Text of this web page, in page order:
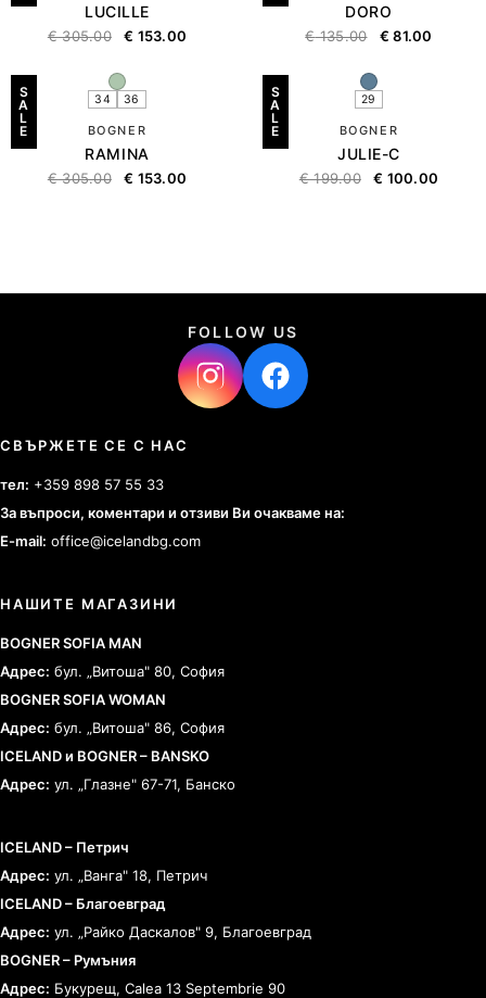
LUCILLE
€305.00 € 153.00
DORO
€135.00 € 81.00
S
A
L
E
34 36
BOGNER
RAMINA
€305.00 € 153.00
S
A
L
E
29
BOGNER
JULIE-C
€199.00 € 100.00
FOLLOW US
СВЪРЖЕТЕ СЕ С НАС
тел: +359 898 57 55 33
За въпроси, коментари и отзиви Ви очакваме на:
E-mail: office@icelandbg.com
НАШИТЕ МАГАЗИНИ
BOGNER SOFIA MAN
Адрес: бул. „Витоша" 80, София
BOGNER SOFIA WOMAN
Адрес: бул. „Витоша" 86, София
ICELAND и BOGNER – BANSKO
Адрес: ул. „Глазне" 67-71, Банско
ICELAND – Петрич
Адрес: ул. „Ванга" 18, Петрич
ICELAND – Благоевград
Адрес: ул. „Райко Даскалов" 9, Благоевград
BOGNER – Румъния
Адрес: Букурещ, Calea 13 Septembrie 90